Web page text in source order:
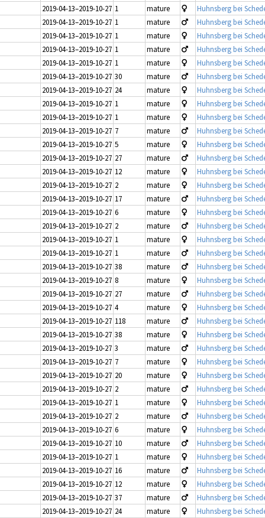
2019-04-13–2019-10-27 1 mature
Huhnsberg bei
2019-04-13–2019-10-27 1 mature
Huhnsberg bei
2019-04-13–2019-10-27 1 mature
Huhnsberg bei
2019-04-13–2019-10-27 1 mature
Huhnsberg bei
2019-04-13–2019-10-27 1 mature
Huhnsberg bei
2019-04-13–2019-10-27 30 mature
Huhnsberg bei
2019-04-13–2019-10-27 24 mature
Huhnsberg bei
2019-04-13–2019-10-27 1 mature
Huhnsberg bei
2019-04-13–2019-10-27 1 mature
Huhnsberg bei
2019-04-13–2019-10-27 7 mature
Huhnsberg bei
2019-04-13–2019-10-27 5 mature
Huhnsberg bei
2019-04-13–2019-10-27 27 mature
Huhnsberg bei
2019-04-13–2019-10-27 12 mature
Huhnsberg bei
2019-04-13–2019-10-27 2 mature
Huhnsberg bei
2019-04-13–2019-10-27 17 mature
Huhnsberg bei
2019-04-13–2019-10-27 6 mature
Huhnsberg bei
2019-04-13–2019-10-27 2 mature
Huhnsberg bei
2019-04-13–2019-10-27 1 mature
Huhnsberg bei
2019-04-13–2019-10-27 1 mature
Huhnsberg bei
2019-04-13–2019-10-27 38 mature
Huhnsberg bei
2019-04-13–2019-10-27 8 mature
Huhnsberg bei
2019-04-13–2019-10-27 27 mature
Huhnsberg bei
2019-04-13–2019-10-27 4 mature
Huhnsberg bei
2019-04-13–2019-10-27 118 mature
Huhnsberg bei
2019-04-13–2019-10-27 38 mature
Huhnsberg bei
2019-04-13–2019-10-27 3 mature
Huhnsberg bei
2019-04-13–2019-10-27 7 mature
Huhnsberg bei
2019-04-13–2019-10-27 20 mature
Huhnsberg bei
2019-04-13–2019-10-27 2 mature
Huhnsberg bei
2019-04-13–2019-10-27 1 mature
Huhnsberg bei
2019-04-13–2019-10-27 2 mature
Huhnsberg bei
2019-04-13–2019-10-27 6 mature
Huhnsberg bei
2019-04-13–2019-10-27 10 mature
Huhnsberg bei
2019-04-13–2019-10-27 1 mature
Huhnsberg bei
2019-04-13–2019-10-27 16 mature
Huhnsberg bei
2019-04-13–2019-10-27 12 mature
Huhnsberg bei
2019-04-13–2019-10-27 37 mature
Huhnsberg bei
2019-04-13–2019-10-27 24 mature
Huhnsberg bei